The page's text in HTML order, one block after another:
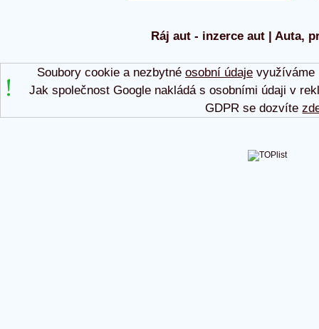
Ráj aut - inzerce aut | Auta,
Soubory cookie a nezbytné osobní údajevyužíváme
Jak společnost Google nakládá s osobními údaji v
GDPR se dozvíte